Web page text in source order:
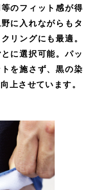
のフィット感が得
に入れながらもタ
リングにも最適。
に選択可能。パッ
を施さず、黒の染
上させています。